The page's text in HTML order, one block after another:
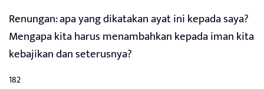
Renungan: apa yang dikatakan ayat ini kepada saya?
Mengapa kita harus menambahkan kepada iman kita
kebajikan dan seterusnya?
182